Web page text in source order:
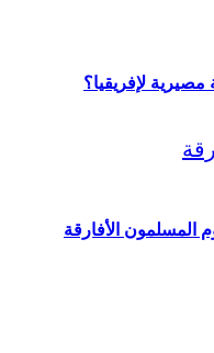
مصيرية لإفريقيا؟
المسلمون الأفارقة